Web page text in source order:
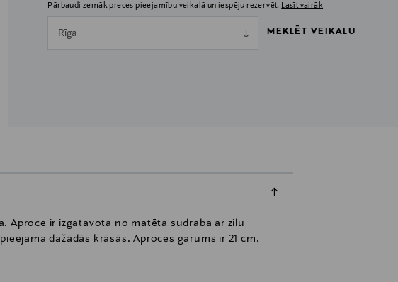
Pārbaudi zemāk preces pieejamību veikalā un iespēju rezervēt. Lasīt vairāk
Rīga MEKLĒT VEIKALU
Aproce ir izgatavota no matēta sudraba ar zilu
dažādās krāsās. Aproces garums ir 21 cm.